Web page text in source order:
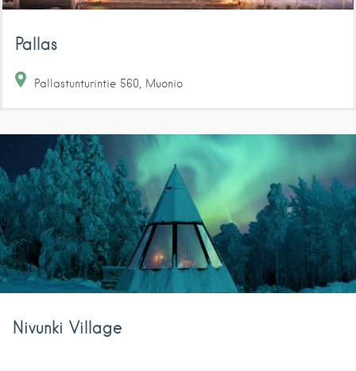
Pallas
Pallastunturintie 560 Muonio
Nivunki Village